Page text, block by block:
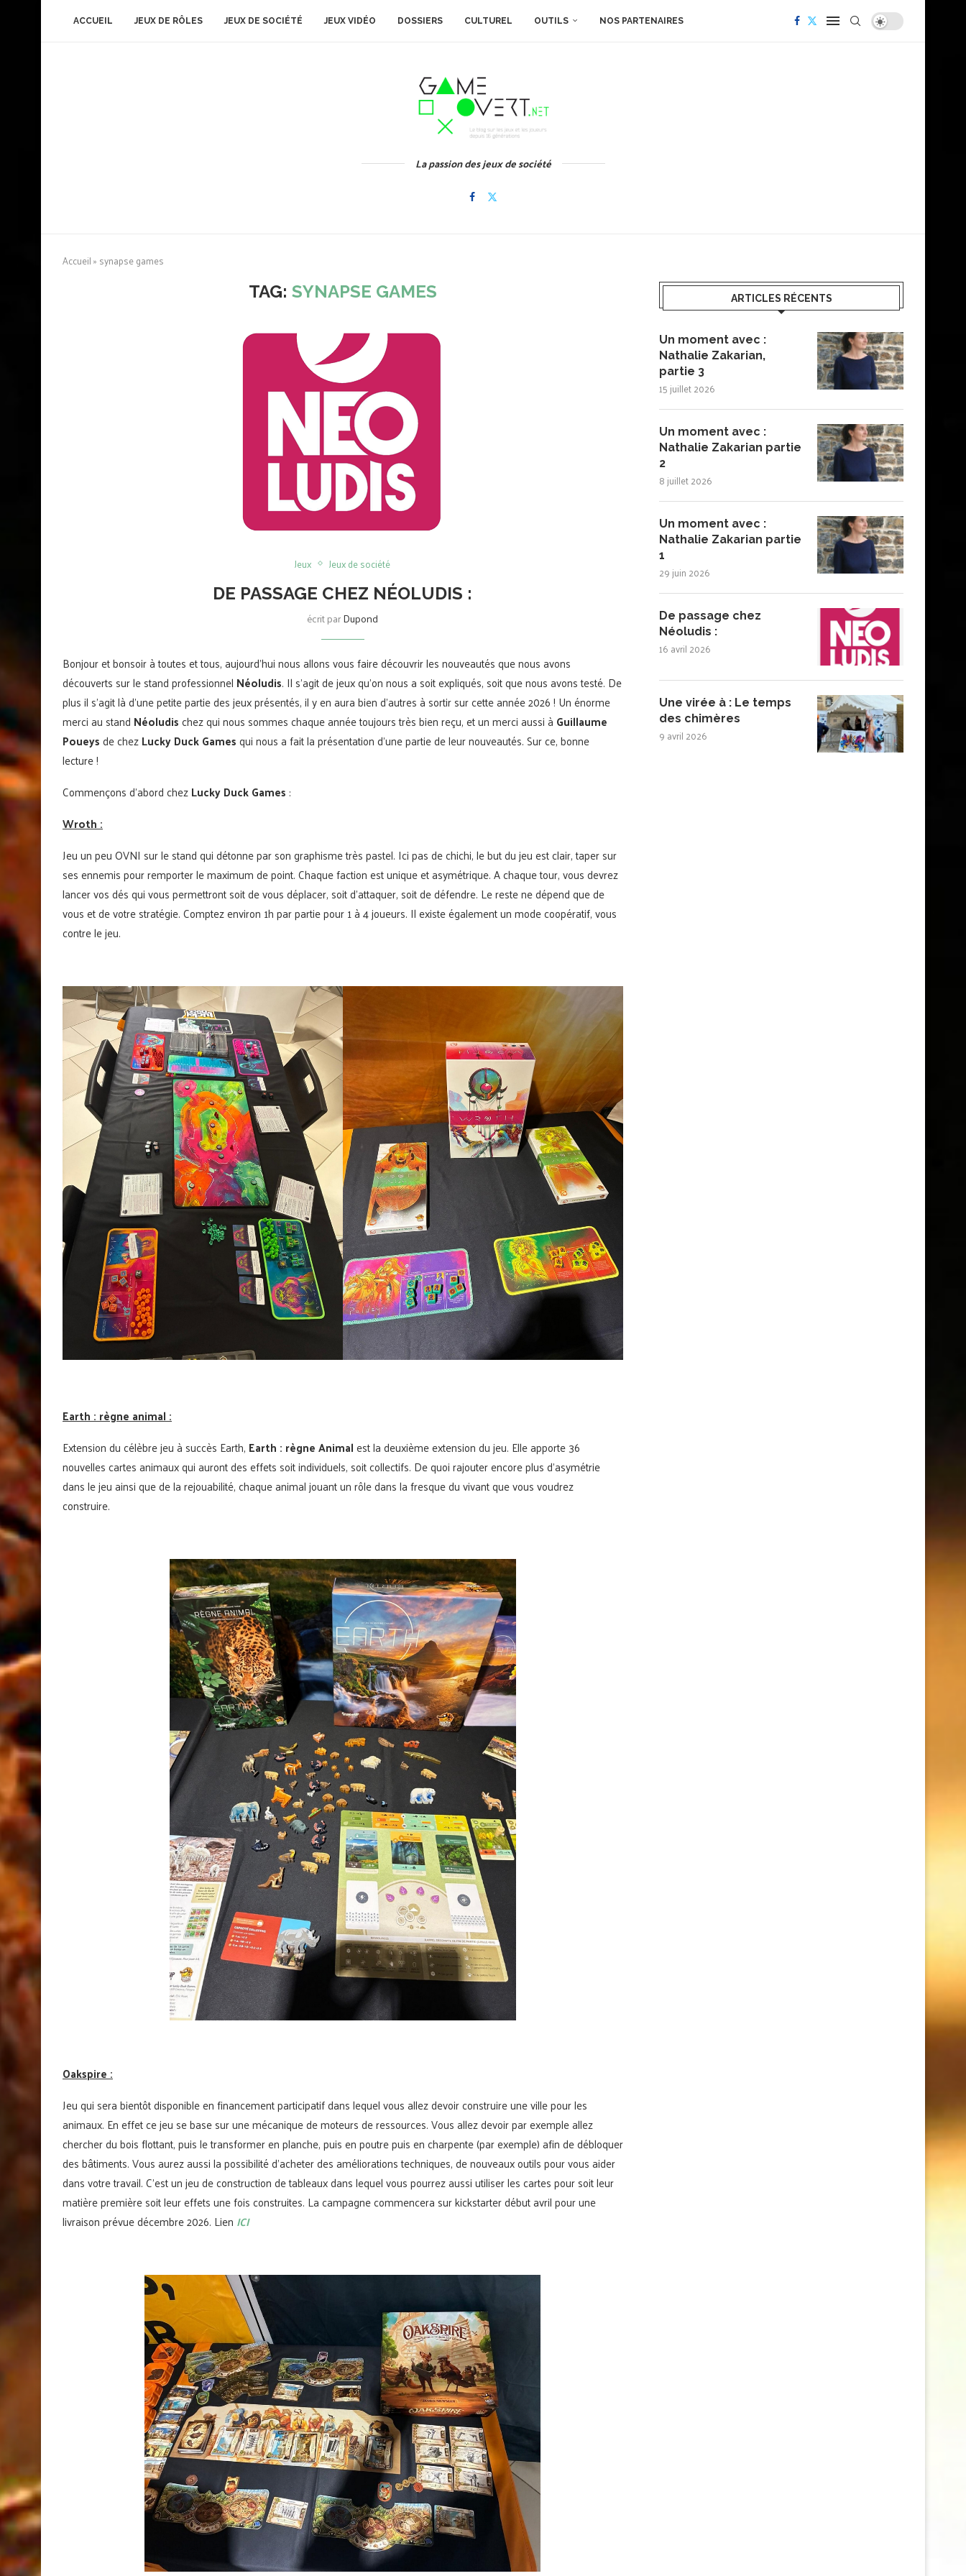
ACCUEIL JEUX DE RÔLES JEUX DE SOCIÉTÉ JEUX VIDÉO DOSSIERS CULTUREL OUTILS NOS PARTENAIRES
La passion des jeux de société
Accueil» synapse games
TAG: SYNAPSE GAMES
Jeux Jeux de société
DE PASSAGE CHEZ NÉOLUDIS :
écrit parDupond
Bonjour et bonsoir à toutes et tous, aujourd’hui nous allons vous faire découvrir les nouveautés que nous avons
découverts sur le stand professionnel Néoludis. Il s’agit de jeux qu’on nous a soit expliqués, soit que nous avons testé. De
plus il s’agit là d’une petite partie des jeux présentés, il y en aura bien d’autres à sortir sur cette année 2026 ! Un énorme
merci au stand Néoludischez qui nous sommes chaque année toujours très bien reçu, et un merci aussi à Guillaume
Poueysde chezLucky Duck Gamesqui nous a fait la présentation d’une partie de leur nouveautés. Sur ce, bonne
lecture !
Commençons d’abord chezLucky Duck Games :
Wroth :
Jeu un peu OVNI sur le stand qui détonne par son graphisme très pastel. Ici pas de chichi, le but du jeu est clair, taper sur
ses ennemis pour remporter le maximum de point. Chaque faction est unique et asymétrique. A chaque tour, vous devrez
lancer vos dés qui vous permettront soit de vous déplacer, soit d’attaquer, soit de défendre. Le reste ne dépend que de
vous et de votre stratégie. Comptez environ 1h par partie pour 1 à 4 joueurs. Il existe également un mode coopératif, vous
contre le jeu.
Earth : règne animal :
Extension du célèbre jeu à succès Earth, Earth : règne Animalest la deuxième extension du jeu. Elle apporte 36
nouvelles cartes animaux qui auront des effets soit individuels, soit collectifs. De quoi rajouter encore plus d’asymétrie
dans le jeu ainsi que de la rejouabilité, chaque animal jouant un rôle dans la fresque du vivant que vous voudrez
construire.
Oakspire :
Jeu qui sera bientôt disponible en financement participatif dans lequel vous allez devoir construire une ville pour les
animaux. En effet ce jeu se base sur une mécanique de moteurs de ressources. Vous allez devoir par exemple allez
chercher du bois flottant, puis le transformer en planche, puis en poutre puis en charpente (par exemple) afin de débloquer
des bâtiments. Vous aurez aussi la possibilité d’acheter des améliorations techniques, de nouveaux outils pour vous aider
dans votre travail. C’est un jeu de construction de tableaux dans lequel vous pourrez aussi utiliser les cartes pour soit leur
matière première soit leur effets une fois construites. La campagne commencera sur kickstarter début avril pour une
livraison prévue décembre 2026. Lien ICI
ARTICLES RÉCENTS
Un moment avec :
Nathalie Zakarian,
partie 3
15 juillet 2026
Un moment avec :
Nathalie Zakarian partie
2
8 juillet 2026
Un moment avec :
Nathalie Zakarian partie
1
29 juin 2026
De passage chez
Néoludis :
16 avril 2026
Une virée à : Le temps
des chimères
9 avril 2026